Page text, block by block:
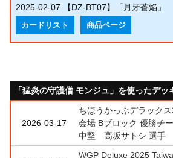
2025-02-07 【DZ-BT07】「月牙蒼焔」
カードリスト 商品ページ
「猛炎の守護僧 モンジュ」を使ったデッ
2026-03-17
ちほうかっぷデラック
会場 Bブロック 優勝チ
中堅 高坂サトシ 選手
WGP Deluxe 2025